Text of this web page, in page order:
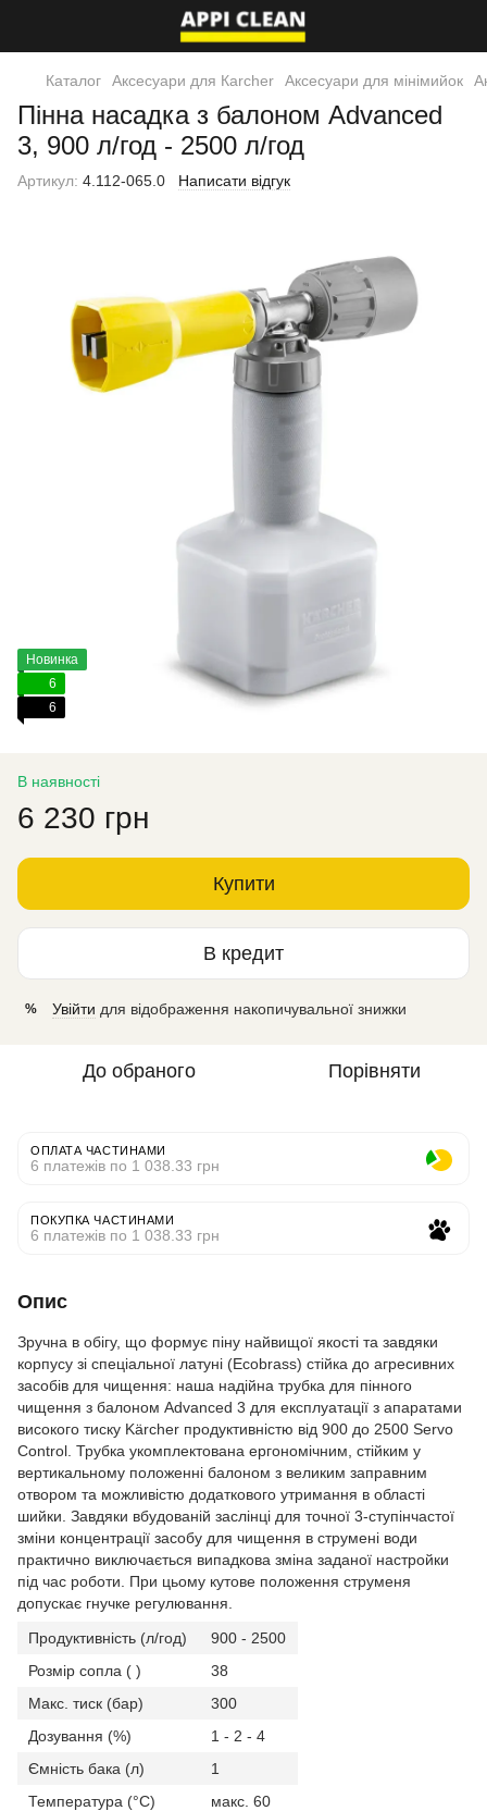
Каталог Аксесуари для Кarcher Аксесуари для мінімийок
Пінна насадка з балоном Advanced
3, 900 л/год - 2500 л/год
Артикул: 4.112-065.0 Написати відгук
Новинка
6
6
В наявності
6 230 грн
Купити
В кредит
% Увійти для відображення накопичувальної знижки
До обраного Порівняти
ОПЛАТА ЧАСТИНАМИ
6 платежів по 1 038.33 грн
ПОКУПКА ЧАСТИНАМИ
6 платежів по 1 038.33 грн
Опис
Зручна в обігу, що формує піну найвищої якості та завдяки
корпусу зі спеціальної латуні (Ecobrass) стійка до агресивних
засобів для чищення: наша надійна трубка для пінного
чищення з балоном Advanced 3 для експлуатації з апаратами
високого тиску Kärcher продуктивністю від 900 до 2500 Servo
Control. Трубка укомплектована ергономічним, стійким у
вертикальному положенні балоном з великим заправним
отвором та можливістю додаткового утримання в області
шийки. Завдяки вбудованій заслінці для точної 3-ступінчастої
зміни концентрації засобу для чищення в струмені води
практично виключається випадкова зміна заданої настройки
під час роботи. При цьому кутове положення струменя
допускає гнучке регулювання.
Продуктивність (л/год)
900 - 2500
Розмір сопла ( )
38
Макс. тиск (бар)
300
Дозування (%)
1 - 2 - 4
Ємність бака (л)
1
Температура (°C)
макс. 60